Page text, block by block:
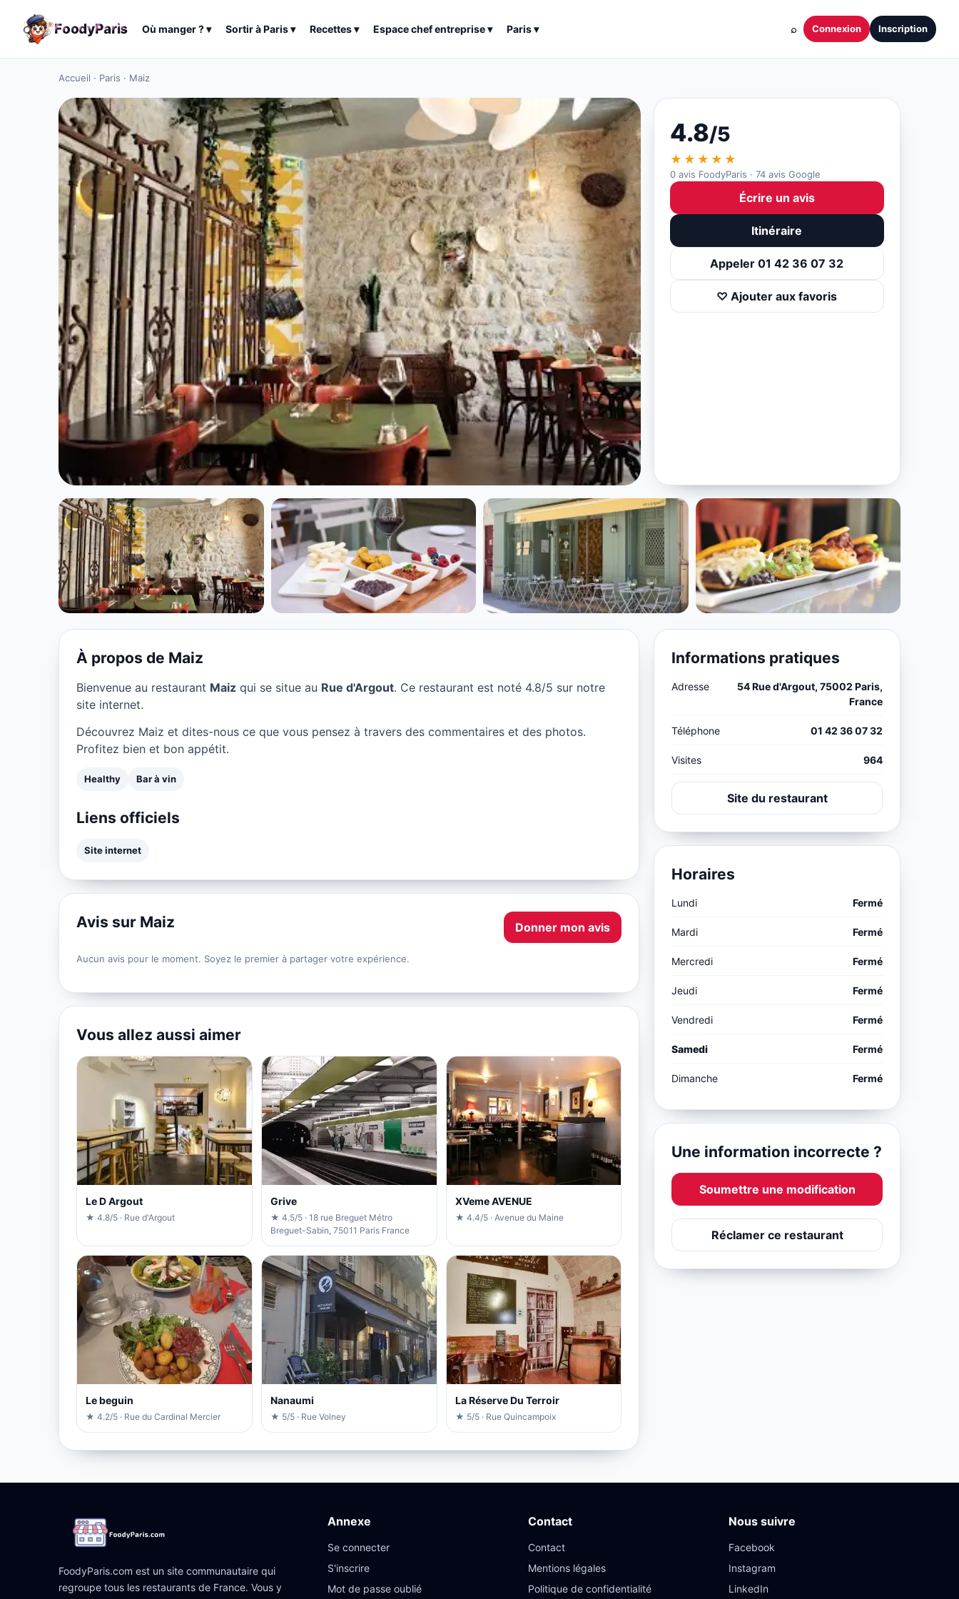
FoodyParis Où manger ?▾ Sortir àParis▾ Recettes▾ Espace chef entreprise▾ Paris▾ ⌕ Connexion Inscription
Accueil · Paris · Maiz
HEALTHY
Maiz à Paris
★ 4.8/5
4.8/5
★★★★★
0 avis FoodyParis · 74 avis Google
Écrire un avis
Itinéraire
Appeler 01 42 36 07 32
♡ Ajouter aux favoris
À propos de Maiz
Bienvenue au restaurant Maiz qui se situe au Rue d'Argout. Ce restaurant est noté 4.8/5 sur notre
site internet.
Découvrez Maiz et dites-nous ce que vous pensez à travers des commentaires et des photos.
Profitez bien et bon appétit.
Healthy Bar à vin
Liens officiels
Site internet
Avis sur Maiz Donner mon avis
Aucun avis pour le moment. Soyez le premier à partager votre expérience.
Vous allez aussi aimer
Le D Argout
★ 4.8/5 · Rue d'Argout
Grive
★ 4.5/5 · 18 rue Breguet Métro
Breguet-Sabin, 75011 Paris France
XVeme AVENUE
★ 4.4/5 · Avenue du Maine
Le beguin
★ 4.2/5 · Rue du Cardinal Mercier
Nanaumi
★ 5/5 · Rue Volney
La Réserve Du Terroir
★ 5/5 · Rue Quincampoix
Informations pratiques
Adresse
54 Rue d'Argout, 75002 Paris,
France
Téléphone 01 42 36 07 32
Visites 964
Site du restaurant
Horaires
Lundi Fermé
Mardi Fermé
Mercredi Fermé
Jeudi Fermé
Vendredi Fermé
Samedi Fermé
Dimanche Fermé
Une information incorrecte ?
Soumettre une modification
Réclamer ce restaurant
FoodyParis.com est un site communautaire qui
regroupe tous les restaurants de France. Vous y
Annexe
Se connecter
S'inscrire
Mot de passe oublié
Contact
Contact
Mentions légales
Politique de confidentialité
Nous suivre
Facebook
Instagram
LinkedIn